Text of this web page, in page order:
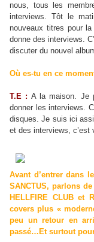
nous, tous les
interviews. Tôt le
nouveaux titres pour
donne des interviews.
discuter du nouvel
Où es-tu en ce
T.E : A la maison. Je
donner les interviews.
disques. Je suis ici
et des interviews, c’est
Avant d’entrer dans
SANCTUS, parlons
HELLFIRE CLUB et
covers plus «
peu un retour en
passé…Et surtout